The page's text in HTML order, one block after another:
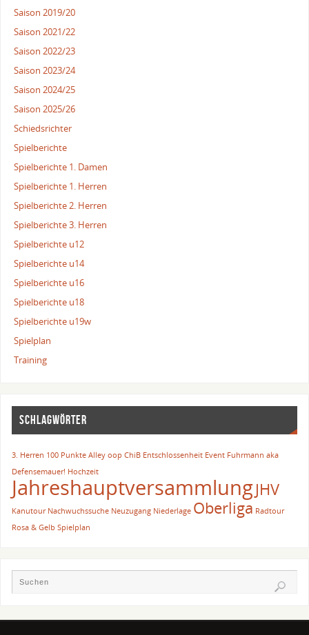
Saison 2019/20
Saison 2021/22
Saison 2022/23
Saison 2023/24
Saison 2024/25
Saison 2025/26
Schiedsrichter
Spielberichte
Spielberichte 1. Damen
Spielberichte 1. Herren
Spielberichte 2. Herren
Spielberichte 3. Herren
Spielberichte u12
Spielberichte u14
Spielberichte u16
Spielberichte u18
Spielberichte u19w
Spielplan
Training
SCHLAGWÖRTER
3. Herren 100 Punkte Alley oop ChiB Entschlossenheit Event Fuhrmann aka
Defensemauer! Hochzeit
JahreshauptversammlungJHV
Kanutour Nachwuchssuche Neuzugang Niederlage Oberliga Radtour
Rosa & Gelb Spielplan